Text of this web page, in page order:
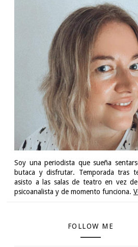
Soy una periodista que sueña
butaca y disfrutar. Temporada tras
asisto a las salas de teatro en vez
psicoanalista y de momento funciona.
FOLLOW ME